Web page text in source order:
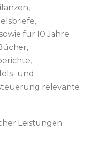
für 10 Jahre
und
relevante
Leistungen